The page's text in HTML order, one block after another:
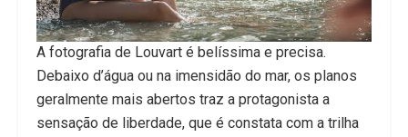
A fotografia de Louvart é belíssima e precisa.
Debaixo d’água ou na imensidão do mar, os planos
geralmente mais abertos traz a protagonista a
sensação de liberdade, que é constata com a trilha